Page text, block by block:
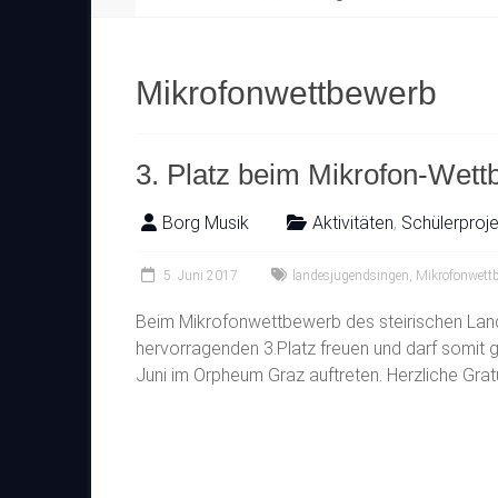
Mikrofonwettbewerb
3. Platz beim Mikrofon-
Borg Musik Aktivitäten,
5. Juni 2017 landesjugendsingen,
Beim Mikrofonwettbewerb des steirischen
hervorragenden 3.Platz freuen und darf somit
Juni im Orpheum Graz auftreten. Herzliche